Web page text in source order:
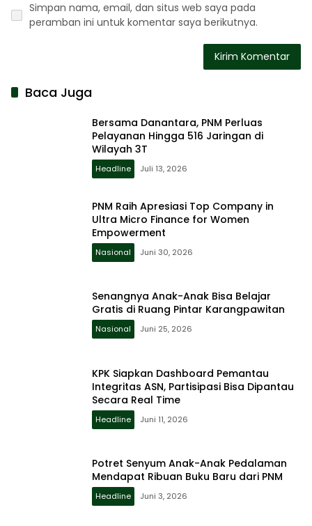
Simpan nama, email, dan situs web saya pada
peramban ini untuk komentar saya berikutnya.
Baca Juga
Bersama Danantara, PNM Perluas
Pelayanan Hingga 516 Jaringan di
Wilayah 3T
Headline Juli 13, 2026
PNM Raih Apresiasi Top Company in
Ultra Micro Finance for Women
Empowerment
Nasional Juni 30, 2026
Senangnya Anak-Anak Bisa Belajar
Gratis di Ruang Pintar Karangpawitan
Nasional Juni 25, 2026
KPK Siapkan Dashboard Pemantau
Integritas ASN, Partisipasi Bisa Dipantau
Secara Real Time
Headline Juni 11, 2026
Potret Senyum Anak-Anak Pedalaman
Mendapat Ribuan Buku Baru dari PNM
Headline Juni 3, 2026